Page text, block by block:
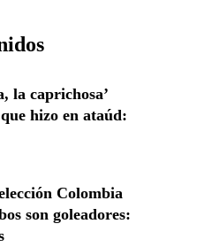
la caprichosa’
hizo en ataúd:
Colombia
son goleadores: